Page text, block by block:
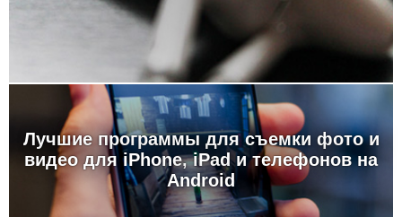
Лучшие программы для съемки фото и
видео для iPhone, iPad и телефонов на
Android